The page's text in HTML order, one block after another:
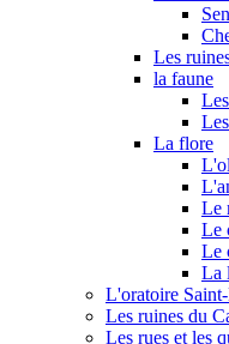
Les
la faune
La flore
Le
Le
Le
La
L'oratoire
Les ruines du
Les rues et les